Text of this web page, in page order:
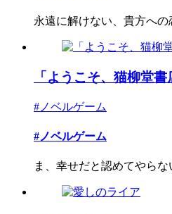
永遠に解けない、貴方への
「ようこそ、猫柳堂書
#ノベルゲーム
#ノベルゲーム
ま、幸せだと認めてやらな